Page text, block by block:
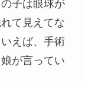
子は眼球が
て見えてな
えば、手術
が言ってい